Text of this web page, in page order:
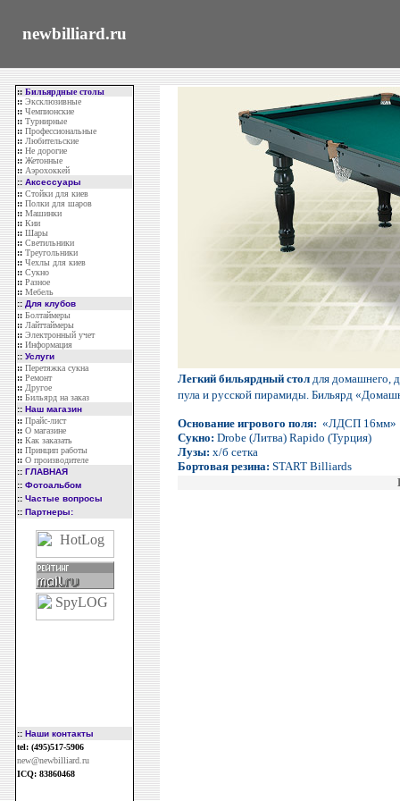
newbilliard.ru
:: Бильярдные столы
:: Эксклюзивные
:: Чемпионские
:: Турнирные
:: Профессиональные
:: Любительские
:: Не дорогие
:: Жетонные
:: Аэрохоккей
:: Аксессуары
:: Стойки для киев
:: Полки для шаров
:: Машинки
:: Кии
:: Шары
:: Светильники
:: Треугольники
:: Чехлы для киев
:: Сукно
:: Разное
:: Мебель
:: Для клубов
:: Болтаймеры
:: Лайттаймеры
:: Электронный учет
:: Информация
:: Услуги
:: Перетяжка сукна
:: Ремонт
:: Другое
:: Бильярд на заказ
:: Наш магазин
:: Прайс-лист
:: О магазине
:: Как заказать
:: Принцип работы
:: О производителе
:: ГЛАВНАЯ
:: Фотоальбом
:: Частые вопросы
:: Партнеры:
:: Наши контакты
tel: (495)517-5906
new@newbilliard.ru
ICQ: 83860468
Легкий бильярдный стол для домашнего,
пула и русской пирамиды. Бильярд
Основание игрового поля: «ЛДСП 16мм»
Сукно: Drobe (Литва) Rapido (Турция)
Лузы: х/б сетка
Бортовая резина: START Billiards